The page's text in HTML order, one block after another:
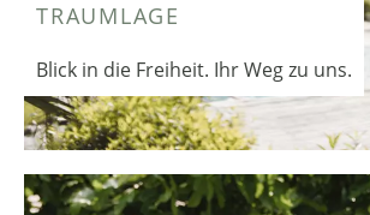
TRAUMLAGE
Blick in die Freiheit. Ihr Weg zu uns.